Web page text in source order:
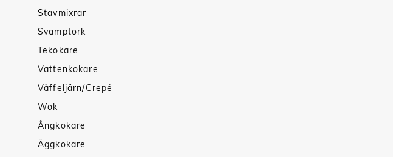
Stavmixrar
Svamptork
Tekokare
Vattenkokare
Våffeljärn/Crepé
Wok
Ångkokare
Äggkokare